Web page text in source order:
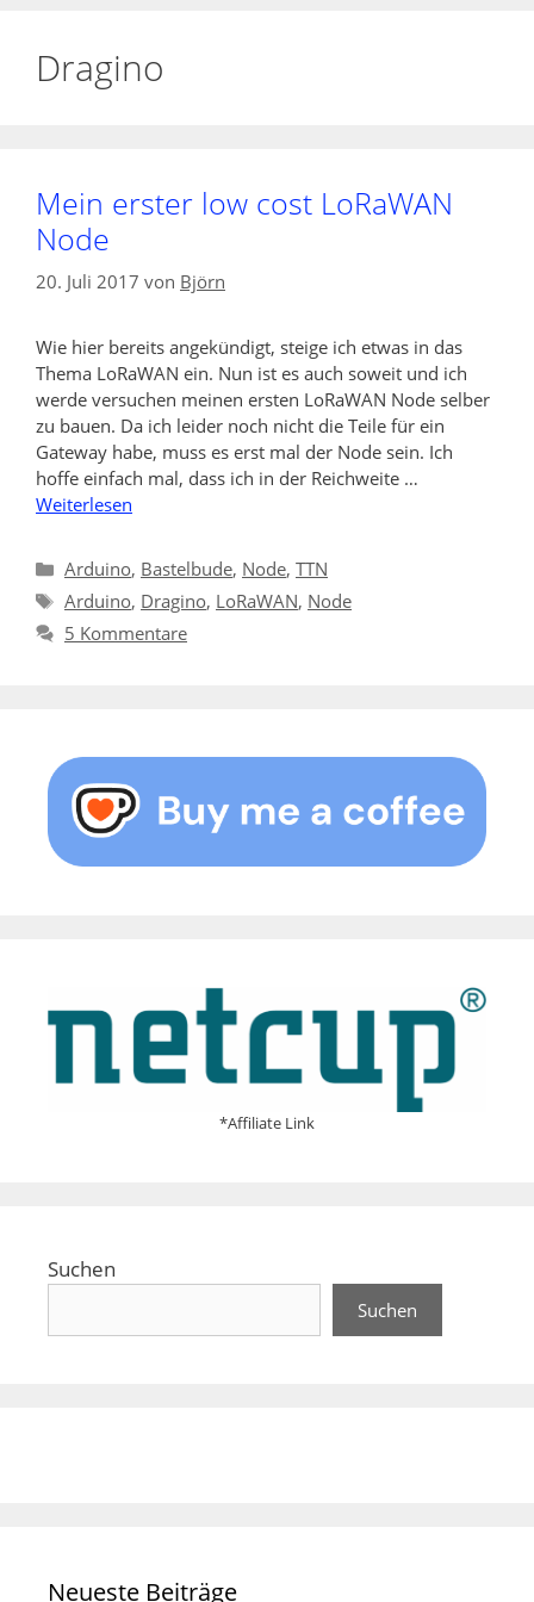
Dragino
Mein erster low cost LoRaWAN
Node
20. Juli 2017 von Björn
Wie hier bereits angekündigt, steige ich etwas in das
Thema LoRaWAN ein. Nun ist es auch soweit und ich
werde versuchen meinen ersten LoRaWAN Node selber
zu bauen. Da ich leider noch nicht die Teile für ein
Gateway habe, muss es erst mal der Node sein. Ich
hoffe einfach mal, dass ich in der Reichweite …
Weiterlesen
Kategorien
Arduino, Bastelbude, Node, TTN
Schlagwörter
Arduino, Dragino, LoRaWAN, Node
5 Kommentare
*Affiliate Link
Suchen
Suchen
Neueste Beiträge